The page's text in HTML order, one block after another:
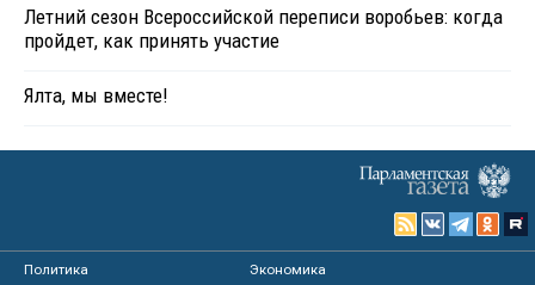
Летний сезон Всероссийской переписи воробьев: когда
пройдет, как принять участие
Ялта, мы вместе!
Политика
Экономика